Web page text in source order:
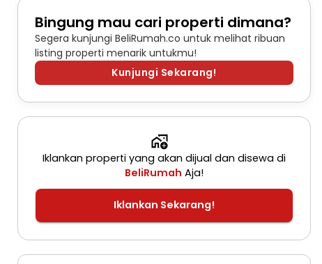
Bingung mau cari properti dimana?
Segera kunjungi BeliRumah.co untuk melihat ribuan
listing properti menarik untukmu!
Kunjungi Sekarang!
Iklankan properti yang akan dijual dan disewa di
BeliRumah Aja!
Iklankan Sekarang!